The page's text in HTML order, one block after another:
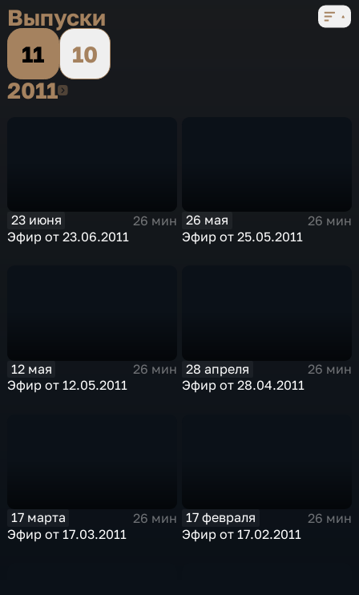
Выпуски
11
10
20112011
23 июня
26 мин
Эфир от 23.06.2011
26 мая
26 мин
Эфир от 25.05.2011
12 мая
26 мин
Эфир от 12.05.2011
28 апреля
26 мин
Эфир от 28.04.2011
17 марта
26 мин
Эфир от 17.03.2011
17 февраля
26 мин
Эфир от 17.02.2011